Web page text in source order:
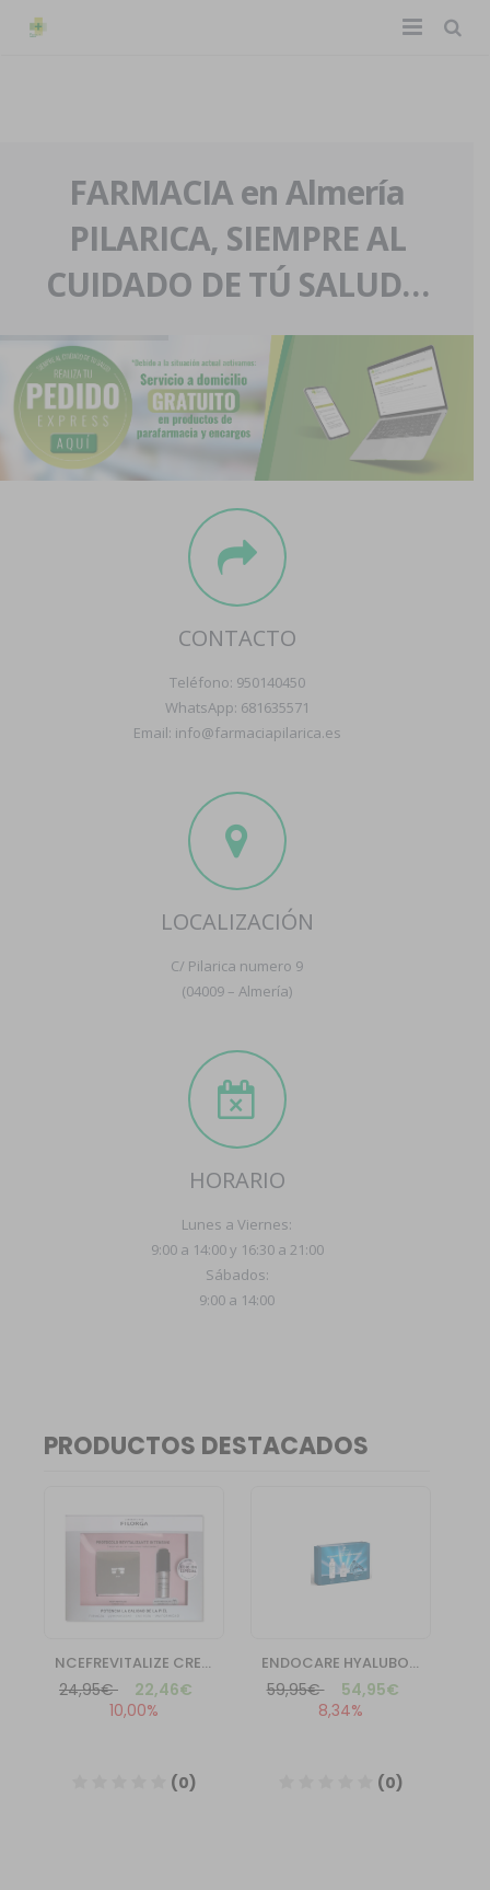
La farmacia
Nuestra historia
Nuestro equipo
Eventos
Servicios y reservas
Pedidos express
Blog
Contacto
Boletín
FARMACIA en Almería
PILARICA, SIEMPRE AL
CUIDADO DE TÚ SALUD…
CONTACTO
Teléfono: 950140450
WhatsApp: 681635571
Email: info@farmaciapilarica.es
LOCALIZACIÓN
C/ Pilarica numero 9
(04009 – Almería)
HORARIO
Lunes a Viernes:
9:00 a 14:00 y 16:30 a 21:00
Sábados:
9:00 a 14:00